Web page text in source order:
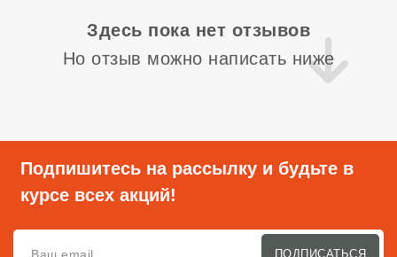
Здесь пока нет отзывов
Но отзыв можно написать ниже
Подпишитесь на рассылку и будьте в
курсе всех акций!
ПОДПИСАТЬСЯ